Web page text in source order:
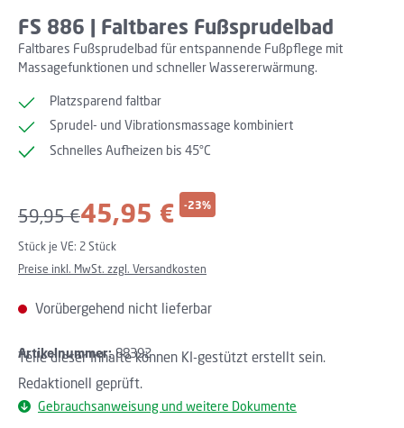
FS 886 | Faltbares Fußsprudelbad
Faltbares Fußsprudelbad für entspannende Fußpflege mit
Massagefunktionen und schneller Wassererwärmung.
Platzsparend faltbar
Sprudel- und Vibrationsmassage kombiniert
Schnelles Aufheizen bis 45°C
45,95 € -23%
Regulärer Preis:
59,95 €
Stück je VE: 2 Stück
Preise inkl. MwSt. zzgl. Versandkosten
Vorübergehend nicht lieferbar
Artikelnummer:88392
Teile dieser Inhalte können KI-gestützt erstellt sein.
Redaktionell geprüft.
Gebrauchsanweisung und weitere Dokumente